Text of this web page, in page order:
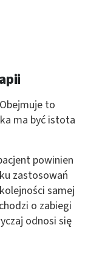
to
ma być istota
powinien
zastosowań
samej
o zabiegi
odnosi się